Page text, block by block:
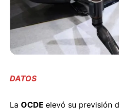
DATOS
La OCDE elevó su previsión